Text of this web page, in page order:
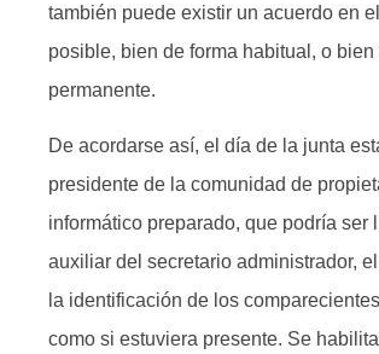
también puede existir un acuerdo en
posible, bien de forma habitual, o bien
permanente.
De acordarse así, el día de la junta
presidente de la comunidad de
informático preparado, que podría ser
auxiliar del secretario administrador,
la identificación de los
como si estuviera presente. Se